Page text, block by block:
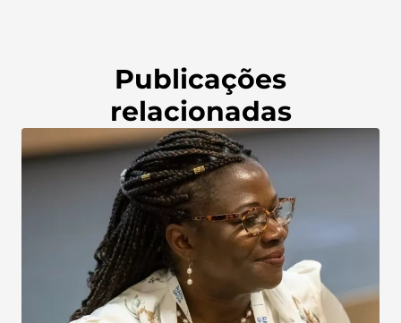
Publicações
relacionadas